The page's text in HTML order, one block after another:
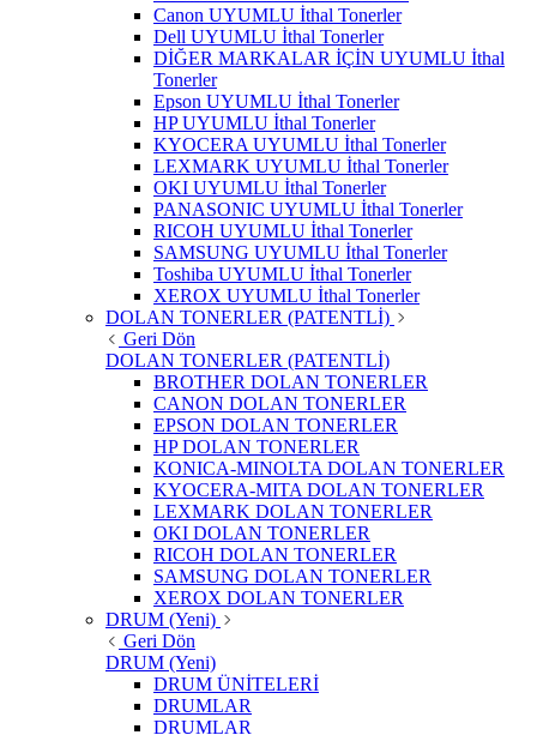
Canon UYUMLU İthal Tonerler
Dell UYUMLU İthal Tonerler
DİĞER MARKALAR İÇİN UYUMLU İthal
Tonerler
Epson UYUMLU İthal Tonerler
HP UYUMLU İthal Tonerler
KYOCERA UYUMLU İthal Tonerler
LEXMARK UYUMLU İthal Tonerler
OKI UYUMLU İthal Tonerler
PANASONIC UYUMLU İthal Tonerler
RICOH UYUMLU İthal Tonerler
SAMSUNG UYUMLU İthal Tonerler
Toshiba UYUMLU İthal Tonerler
XEROX UYUMLU İthal Tonerler
DOLAN TONERLER (PATENTLİ)
Geri Dön
DOLAN TONERLER (PATENTLİ)
BROTHER DOLAN TONERLER
CANON DOLAN TONERLER
EPSON DOLAN TONERLER
HP DOLAN TONERLER
KONICA-MINOLTA DOLAN TONERLER
KYOCERA-MITA DOLAN TONERLER
LEXMARK DOLAN TONERLER
OKI DOLAN TONERLER
RICOH DOLAN TONERLER
SAMSUNG DOLAN TONERLER
XEROX DOLAN TONERLER
DRUM (Yeni)
Geri Dön
DRUM (Yeni)
DRUM ÜNİTELERİ
DRUMLAR
DRUMLAR